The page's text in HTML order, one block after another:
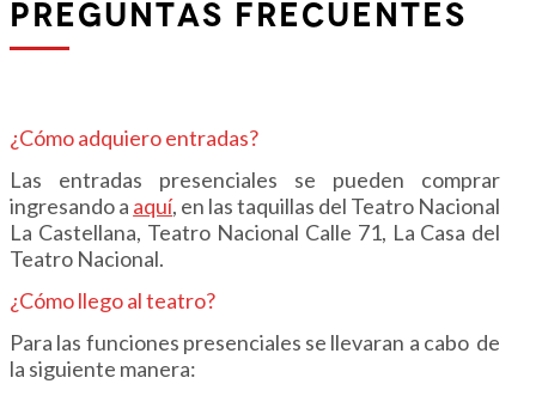
PREGUNTAS FRECUENTES
¿Cómo adquiero entradas?
Las entradas presenciales se pueden comprar
ingresando a aquí, en las taquillas del Teatro Nacional
La Castellana, Teatro Nacional Calle 71, La Casa del
Teatro Nacional.
¿Cómo llego al teatro?
Para las funciones presenciales se llevaran a cabo de
la siguiente manera: